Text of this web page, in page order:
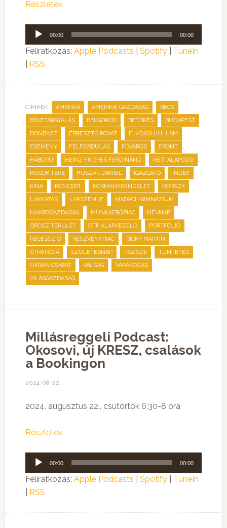
Részletek
Audió
lejátszó
00:00 00:00
Feliratkozás: Apple Podcasts Spotify| TuneIn
RSS
CÍMKÉK: AMERIKA , AMERIKAI GAZDASÁG , BÉCS ,
BÉKETÁRGYALÁS , BELGOROD , BETÖRÉS , BUDAPEST ,
DONBASZ , ÉBRESZTŐ ROVAT , ELADÁSI HULLÁM ,
ESEMÉNY , FELFORDULÁS , FŐVÁROS , FRONT ,
HÁBORÚ , HEINZ FRIGYES FERDINÁND , HETI ALAPOZÓ ,
HŐSÖK TERE , HUSZÁK DÁNIEL , IGAZGATÓ , INDEX ,
KÍNA , KONCERT , KORMÁNYRENDELET , KURSZK ,
LAKHATÁS , LAPSZEMLE , MADÁCH GIMNÁZIUM ,
MAKROGAZDASÁG , MUNKAERŐPIAC , NÉVNAP ,
OROSZ TERÜLET , OTP ALAPKEZELŐ , PORTFÓLIÓ ,
RECESSZIÓ , RÉSZVÉNYPIAC , RICKY MARTIN ,
STRATÉGIA , SZÜLETÉSNAP , TŐZSDE , TÜNTETÉS ,
UKRÁN CSAPAT , VÁLSÁG , VÁRAKOZÁS ,
VILÁGGAZDASÁG
Millásreggeli Podcast:
Okosovi, új KRESZ, csalások
a Bookingon
2024-08-22
2024. augusztus 22., csütörtök 6:30-8 óra
Részletek
Audió
lejátszó
00:00 00:00
Feliratkozás: Apple Podcasts Spotify| TuneIn
RSS